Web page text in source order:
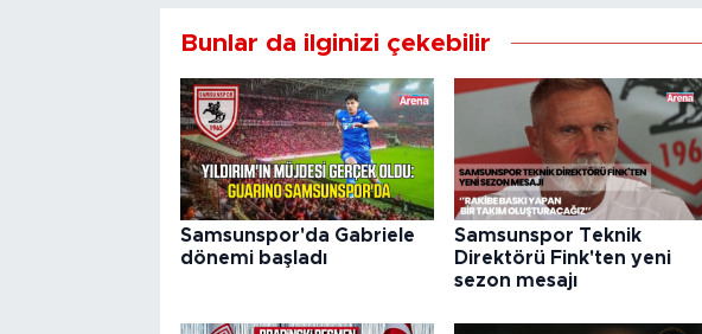
Bunlar da ilginizi çekebilir
Samsunspor'da Gabriele
dönemi başladı
Samsunspor Teknik
Direktörü Fink'ten yeni
sezon mesajı